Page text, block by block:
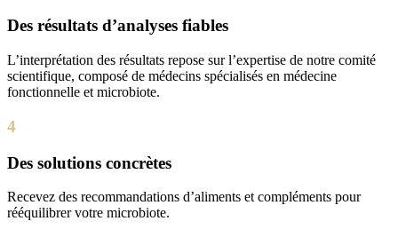
Des résultats d’analyses fiables
L’interprétation des résultats repose sur l’expertise de notre comité
scientifique, composé de médecins spécialisés en médecine
fonctionnelle et microbiote.
4
Des solutions concrètes
Recevez des recommandations d’aliments et compléments pour
rééquilibrer votre microbiote.